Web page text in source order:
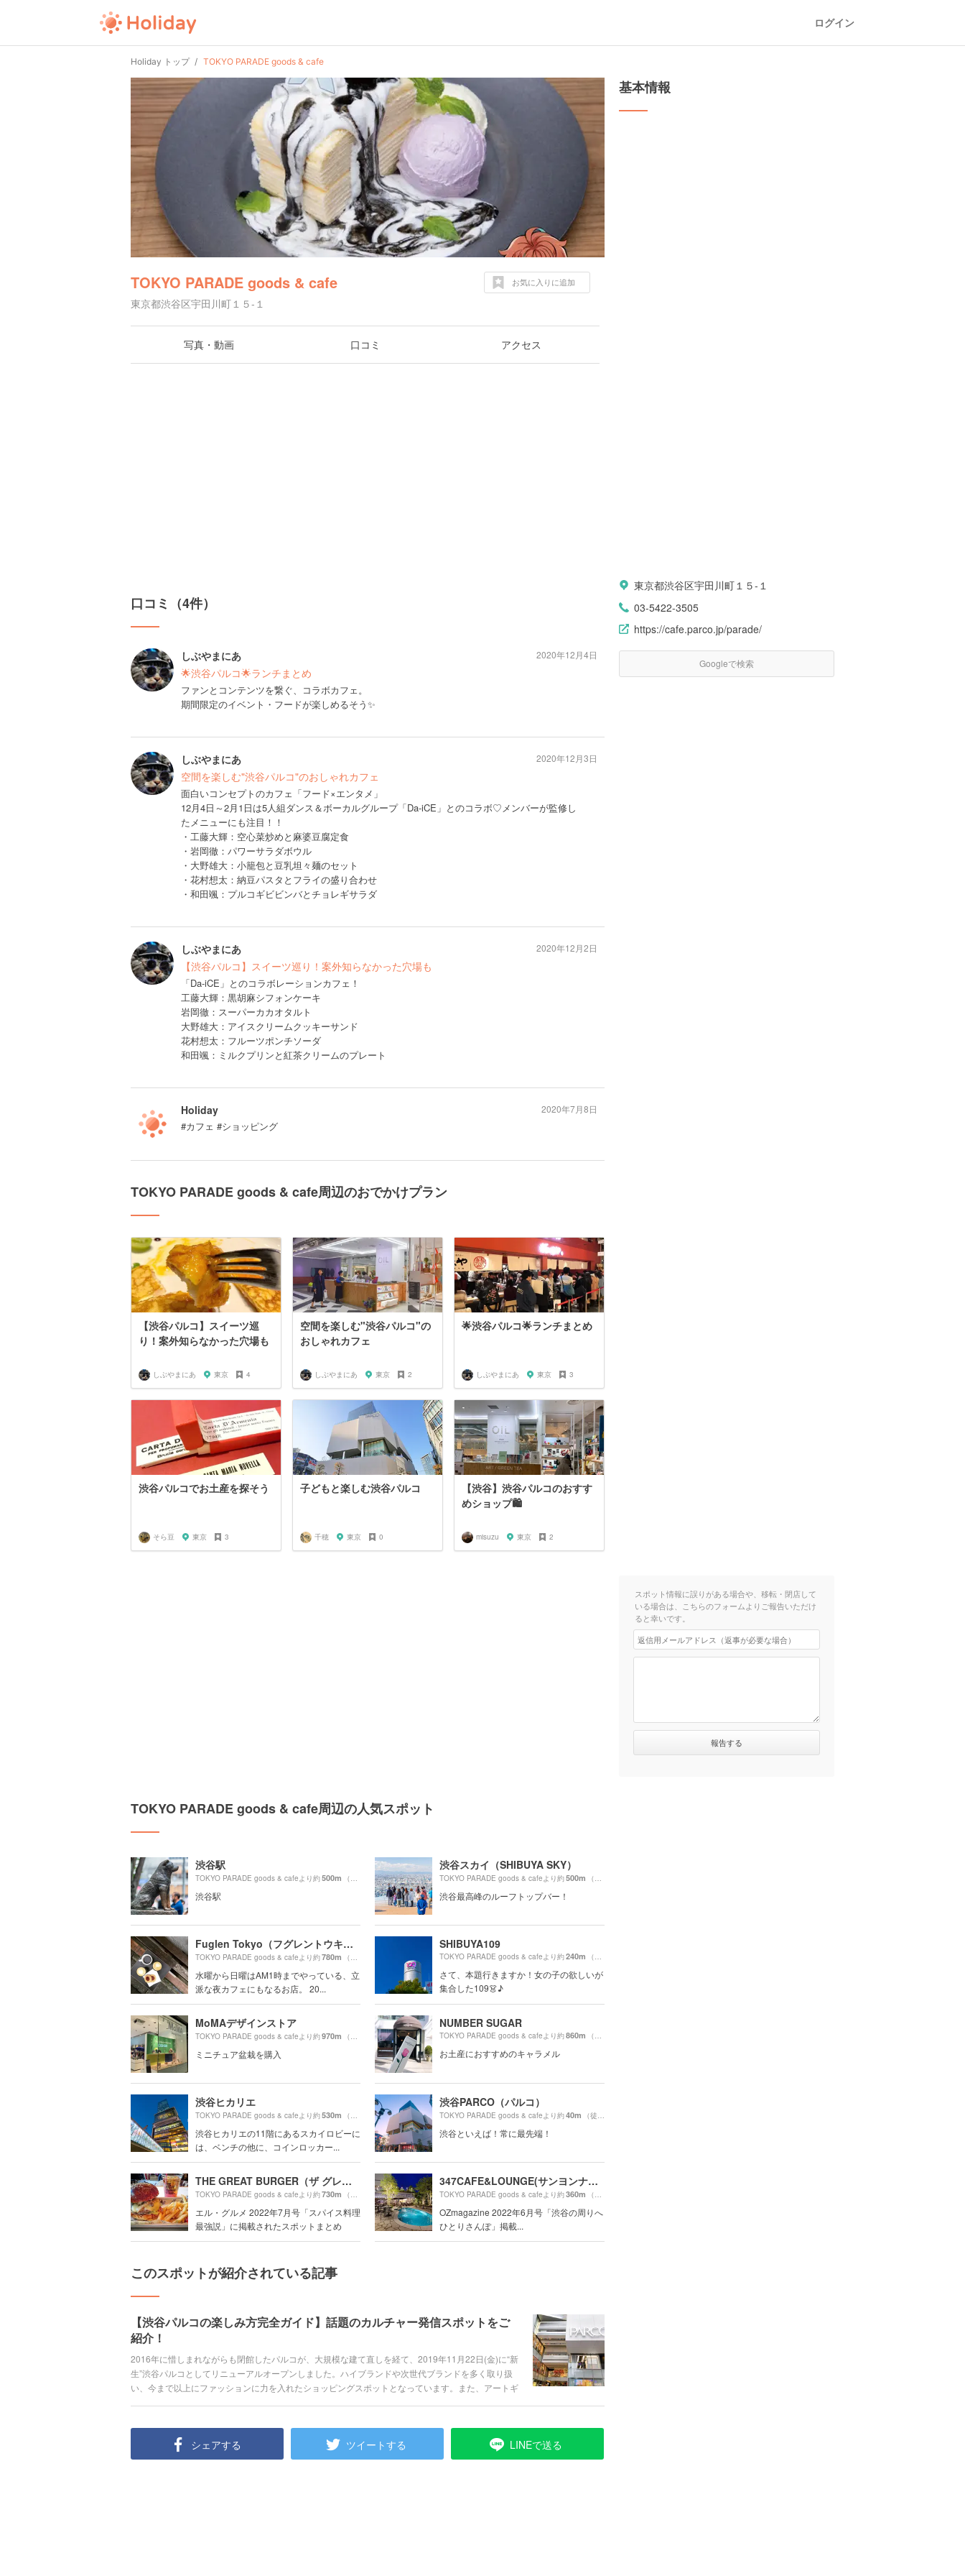
ログイン
Holiday トップ TOKYO PARADE goods & cafe
TOKYO PARADE goods & cafe
東京都渋谷区宇田川町１５-１
お気に入りに追加
写真・動画 口コミ アクセス
口コミ（4件）
しぶやまにあ
🌟渋谷パルコ🌟ランチまとめ
ファンとコンテンツを繋ぐ、コラボカフェ。
期間限定のイベント・フードが楽しめるそう✨
2020年12月4日
しぶやまにあ
空間を楽しむ"渋谷パルコ"のおしゃれカフェ
面白いコンセプトのカフェ「フード×エンタメ」
12月4日～2月1日は5人組ダンス＆ボーカルグループ「Da-iCE」とのコラボ♡メンバーが監修し
たメニューにも注目！！
・工藤大輝：空心菜炒めと麻婆豆腐定食
・岩岡徹：パワーサラダボウル
・大野雄大：小籠包と豆乳坦々麺のセット
・花村想太：納豆パスタとフライの盛り合わせ
・和田颯：プルコギビビンバとチョレギサラダ
2020年12月3日
しぶやまにあ
【渋谷パルコ】スイーツ巡り！案外知らなかった穴場も
「Da-iCE」とのコラボレーションカフェ！
工藤大輝：黒胡麻シフォンケーキ
岩岡徹：スーパーカカオタルト
大野雄大：アイスクリームクッキーサンド
花村想太：フルーツポンチソーダ
和田颯：ミルクプリンと紅茶クリームのプレート
2020年12月2日
Holiday
#カフェ #ショッピング
2020年7月8日
TOKYO PARADE goods & cafe周辺のおでかけプラン
【渋谷パルコ】スイーツ巡
り！案外知らなかった穴場も
しぶやまにあ 東京 4
空間を楽しむ"渋谷パルコ"の
おしゃれカフェ
しぶやまにあ 東京 2
🌟渋谷パルコ🌟ランチまとめ
しぶやまにあ 東京 3
渋谷パルコでお土産を探そう
そら豆 東京 3
子どもと楽しむ渋谷パルコ
千穂 東京 0
【渋谷】渋谷パルコのおすす
めショップ🛍
misuzu 東京 2
TOKYO PARADE goods & cafe周辺の人気スポット
渋谷駅
TOKYO PARADE goods & cafeより約500m （徒歩9分）
渋谷駅
渋谷スカイ（SHIBUYA SKY）
TOKYO PARADE goods & cafeより約500m （徒歩9分）
渋谷最高峰のルーフトップバー！
Fuglen Tokyo（フグレントウキョウ）
TOKYO PARADE goods & cafeより約780m （徒歩14分）
水曜から日曜はAM1時までやっている、立
派な夜カフェにもなるお店。 20...
SHIBUYA109
TOKYO PARADE goods & cafeより約240m （徒歩5分）
さて、本題行きますか！女の子の欲しいが
集合した109👗♪
MoMAデザインストア
TOKYO PARADE goods & cafeより約970m （徒歩17分）
ミニチュア盆栽を購入
NUMBER SUGAR
TOKYO PARADE goods & cafeより約860m （徒歩15分）
お土産におすすめのキャラメル
渋谷ヒカリエ
TOKYO PARADE goods & cafeより約530m （徒歩9分）
渋谷ヒカリエの11階にあるスカイロビーに
は、ベンチの他に、コインロッカー...
渋谷PARCO（パルコ）
TOKYO PARADE goods & cafeより約40m （徒歩1分）
渋谷といえば！常に最先端！
THE GREAT BURGER（ザ グレートバーガー）
TOKYO PARADE goods & cafeより約730m （徒歩13分）
エル・グルメ 2022年7月号「スパイス料理
最強説」に掲載されたスポットまとめ
347CAFE&LOUNGE(サンヨンナナカフェアンドラウンジ)
TOKYO PARADE goods & cafeより約360m （徒歩6分）
OZmagazine 2022年6月号「渋谷の周りへ
ひとりさんぽ」掲載...
このスポットが紹介されている記事
【渋谷パルコの楽しみ方完全ガイド】話題のカルチャー発信スポットをご
紹介！
2016年に惜しまれながらも閉館したパルコが、大規模な建て直しを経て、2019年11月22日(金)に“新
生”渋谷パルコとしてリニューアルオープンしました。ハイブランドや次世代ブランドを多く取り扱
い、今まで以上にファッションに力を入れたショッピングスポットとなっています。また、アートギ
内外問わず注目を集める「渋谷パルコ」の楽しみ方を徹底紹介します。 # 渋谷パルコにも行ってい
る！渋谷の話題の施設を巡る動画 [youtube:id:r25xuPuN1GU]
シェアする ツイートする LINEで送る
基本情報
東京都渋谷区宇田川町１５-１
03-5422-3505
https://cafe.parco.jp/parade/
Googleで検索
スポット情報に誤りがある場合や、移転・閉店して
いる場合は、こちらのフォームよりご報告いただけ
ると幸いです。